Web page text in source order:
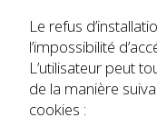
Le refus
l’impossibilité
L’utilisateur peut
de la manière
cookies :